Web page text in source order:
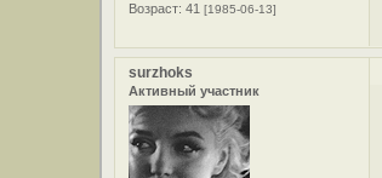
Возраст: 41[1985-06-13]
surzhoks
Активный участник